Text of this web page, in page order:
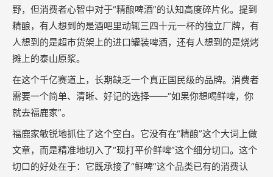
野，但消费者心智中对于“精酿啤酒”的认知高度碎片化。提到
精酿，有人想到的是酒吧里动辄三四十元一杯的独立厂牌，有
人想到的是超市货架上的进口罐装啤酒，还有人想到的是烧烤
摊上的泰山原浆。
在这个千亿赛道上，长期缺乏一个真正国民级的品牌。消费者
需要一个简单、清晰、好记的选择——“如果你想喝鲜啤，你
就去福鹿家”。
福鹿家敏锐地抓住了这个空白。它没有在“精酿”这个大词上做
文章，而是精准地切入了“现打平价鲜啤”这个细分切口。这个
切口的好处在于：它既承接了“鲜啤”这个品类已有的消费认